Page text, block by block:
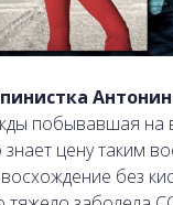
побывавшая на
цену таким
без